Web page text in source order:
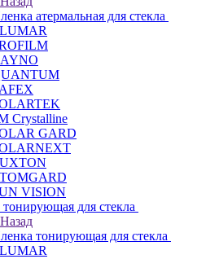
атермальная для стекла
Crystalline
GARD
VISION
для стекла
Назад
тонирующая для стекла